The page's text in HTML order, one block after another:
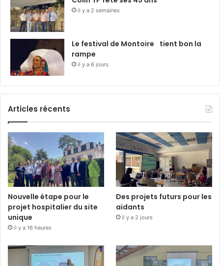
il y a 2 semaines
Le festival de Montoire tient bon la
rampe
il y a 6 jours
Articles récents
Nouvelle étape pour le
projet hospitalier du site
unique
il y a 16 heures
Des projets futurs pour les
aidants
il y a 2 jours